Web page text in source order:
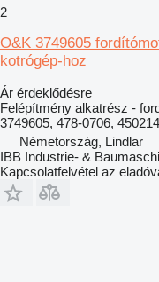
2
O&K 3749605
kotrógép-hoz
Ár érdeklődésre
Felépítmény alkatrész -
3749605, 478-0706,
Németország, Lindlar
IBB Industrie- &
Kapcsolatfelvétel az